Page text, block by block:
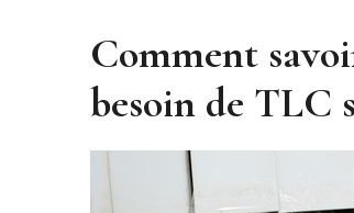
Comment
besoin de TLC